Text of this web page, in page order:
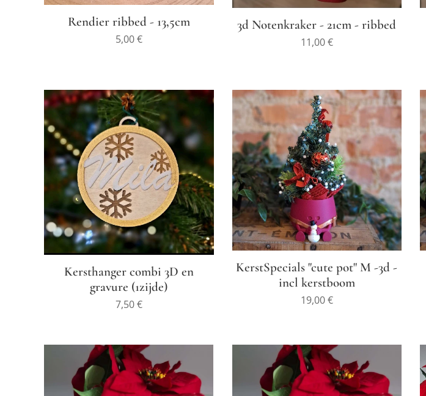
Rendier ribbed - 13,5cm
5,00€
3d Notenkraker - 21cm - ribbed
11,00€
Kersthanger combi 3D en
gravure (1zijde)
7,50€
KerstSpecials "cute pot" M -3d -
incl kerstboom
19,00€